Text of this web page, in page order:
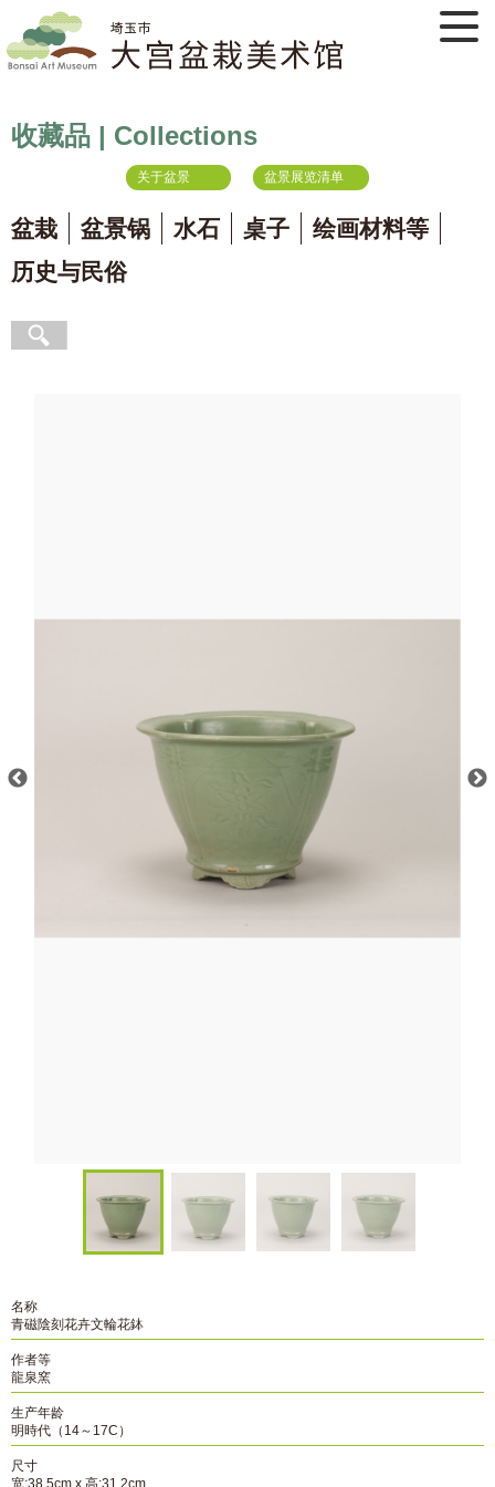
收藏品 | Collections
关于盆景 盆景展览清单
盆栽 盆景锅 水石 桌子
绘画材料等
历史与民俗
名称
青磁陰刻花卉文輪花鉢
作者等
龍泉窯
生产年龄
明時代（14～17C）
尺寸